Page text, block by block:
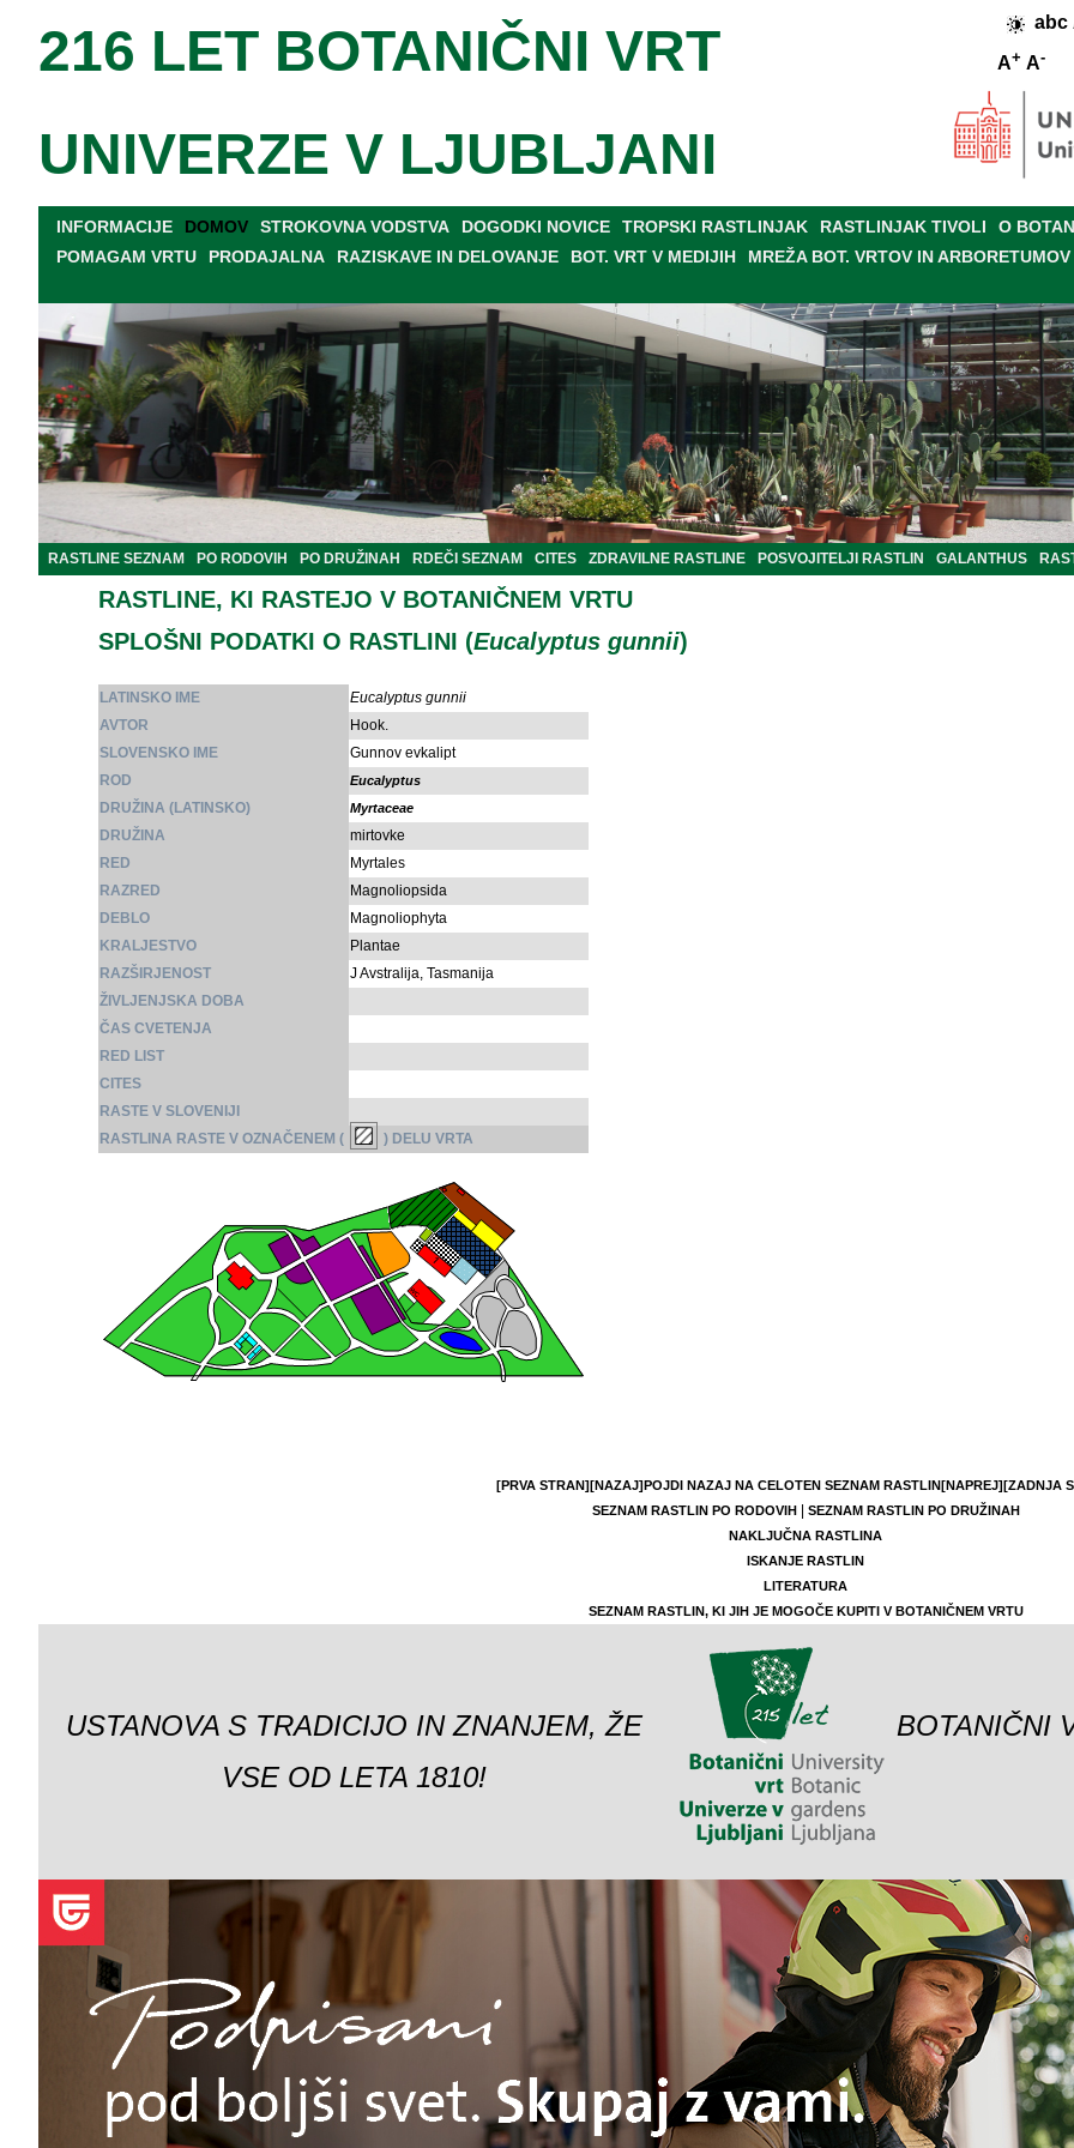
abc
A+ A-
216 LET BOTANIČNI VRT
UNIVERZE V LJUBLJANI
INFORMACIJE DOMOV STROKOVNA VODSTVA DOGODKI NOVICE TROPSKI RASTLINJAK RASTLINJAK TIVOLI O
POMAGAM VRTU
PRODAJALNA RAZISKAVE IN DELOVANJE BOT. VRT V MEDIJIH MREŽA BOT. VRTOV IN ARBORETUMOV
RASTLINE SEZNAM PO RODOVIH PO DRUŽINAH RDEČI SEZNAM CITES ZDRAVILNE RASTLINE POSVOJITELJI RASTLIN GALANTHUS
RASTLINE, KI RASTEJO V BOTANIČNEM VRTU
SPLOŠNI PODATKI O RASTLINI (Eucalyptus gunnii)
LATINSKO IME
Eucalyptus gunnii
AVTOR
Hook.
SLOVENSKO IME
Gunnov evkalipt
ROD
Eucalyptus
DRUŽINA (LATINSKO) Myrtaceae
DRUŽINA
mirtovke
RED
Myrtales
RAZRED
Magnoliopsida
DEBLO
Magnoliophyta
KRALJESTVO
Plantae
RAZŠIRJENOST
J Avstralija, Tasmanija
ŽIVLJENJSKA DOBA
ČAS CVETENJA
RED LIST
CITES
RASTE V SLOVENIJI
RASTLINA RASTE V OZNAČENEM (
) DELU VRTA
[PRVA STRAN][NAZAJ]POJDI NAZAJ NA CELOTEN SEZNAM RASTLIN[NAPREJ][ZADNJA
SEZNAM RASTLIN PO RODOVIH|
SEZNAM RASTLIN PO DRUŽINAH
NAKLJUČNA RASTLINA
ISKANJE RASTLIN
LITERATURA
SEZNAM RASTLIN, KI JIH JE MOGOČE KUPITI V BOTANIČNEM VRTU
USTANOVA S TRADICIJO IN ZNANJEM, ŽE
VSE OD LETA 1810!
BOTANIČNI